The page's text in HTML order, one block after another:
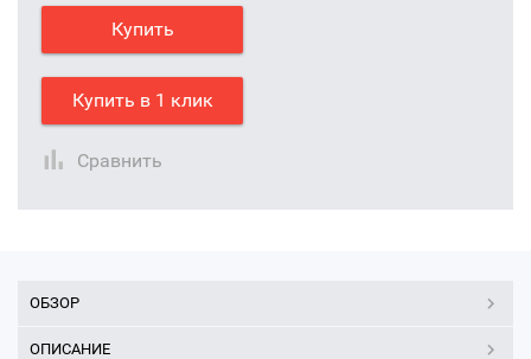
Купить
Купить в 1 клик
Сравнить
ОБЗОР
ОПИСАНИЕ